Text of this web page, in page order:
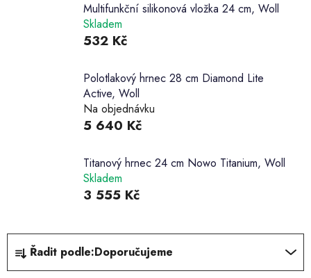
Multifunkční silikonová vložka 24 cm, Woll
Skladem
532 Kč
Polotlakový hrnec 28 cm Diamond Lite
Active, Woll
Na objednávku
5 640 Kč
Titanový hrnec 24 cm Nowo Titanium, Woll
Skladem
3 555 Kč
Ř Řadit podle:Doporučujeme